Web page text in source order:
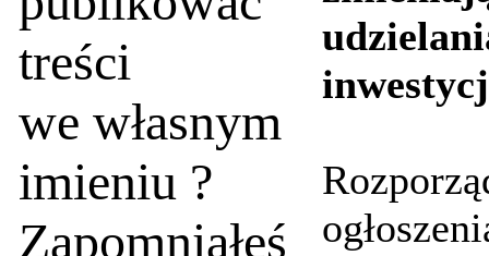
treści
we własnym
imieniu ?
Zapomniałeś